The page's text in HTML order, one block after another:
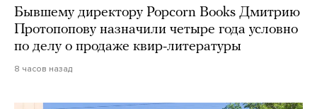
Бывшему директору Popcorn Books Дмитрию
Протопопову назначили четыре года условно
по делу о продаже квир-литературы
8 часов назад